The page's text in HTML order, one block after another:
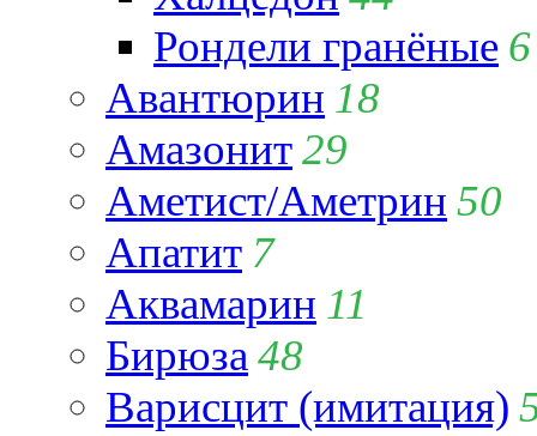
Рондели гранёные 6
Авантюрин 18
Амазонит29
Аметист/Аметрин 50
Апатит 7
Аквамарин 11
Бирюза 48
Варисцит (имитация)